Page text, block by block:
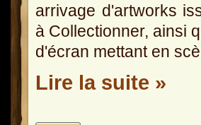
arrivage d'artworks
à Collectionner, ainsi
d'écran mettant en
Lire la suite »